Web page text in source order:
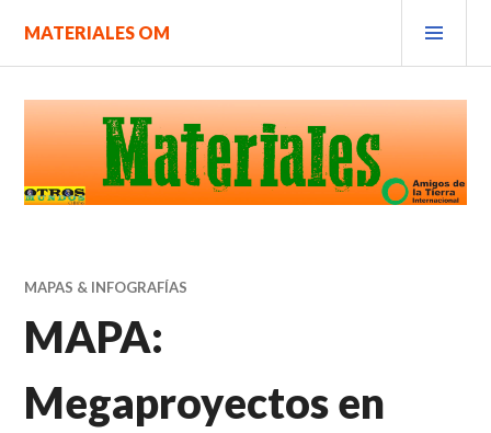
contenido.
MATERIALES OM
MAPAS & INFOGRAFÍAS
MAPA:
Megaproyectos en